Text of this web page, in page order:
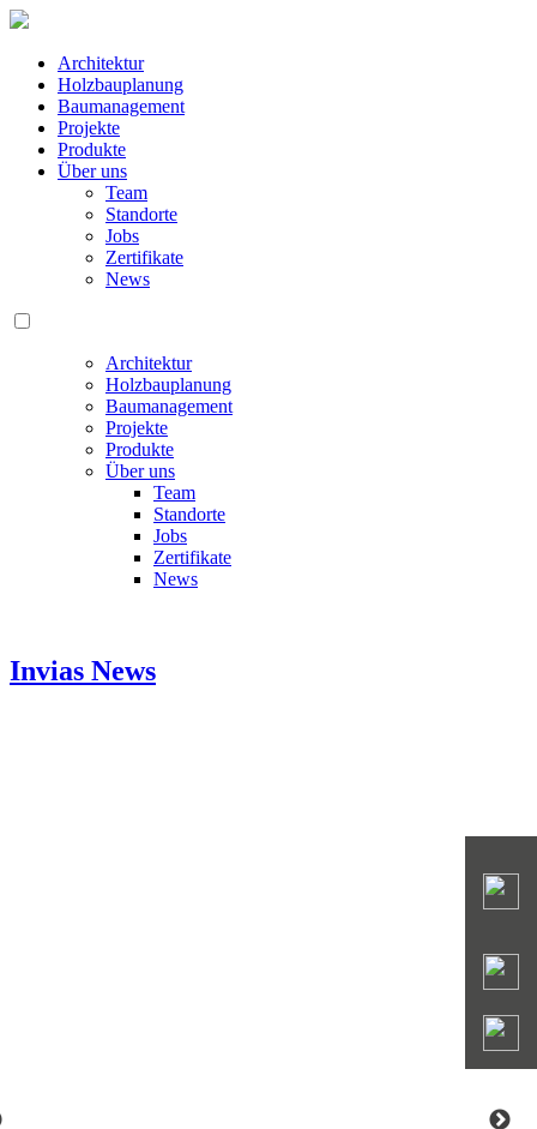
Architektur
Holzbauplanung
Baumanagement
Projekte
Produkte
Über uns
Team
Standorte
Jobs
Zertifikate
News
Architektur
Holzbauplanung
Baumanagement
Projekte
Produkte
Über uns
Team
Standorte
Jobs
Zertifikate
News
Invias News